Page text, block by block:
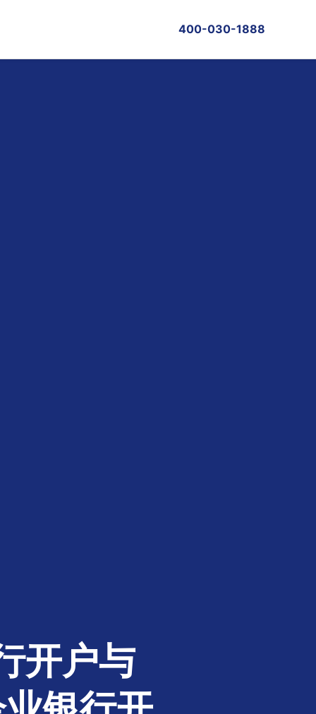
400-030-1888
开户与